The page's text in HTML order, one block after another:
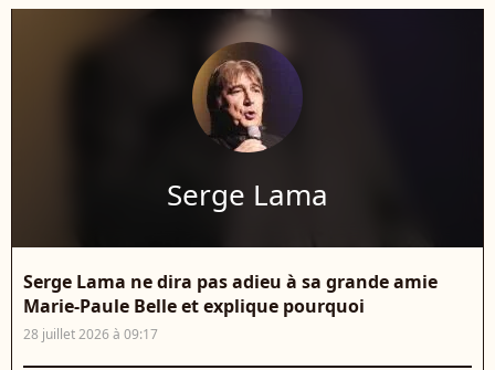
Serge Lama
Serge Lama ne dira pas adieu à sa grande amie
Marie-Paule Belle et explique pourquoi
28 juillet 2026 à 09:17